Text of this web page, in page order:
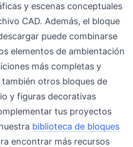
y escenas conceptuales
CAD. Además, el bloque
puede combinarse
elementos de ambientación
más completas y
otros bloques de
y figuras decorativas
tus proyectos
biblioteca de bloques
encontrar más recursos